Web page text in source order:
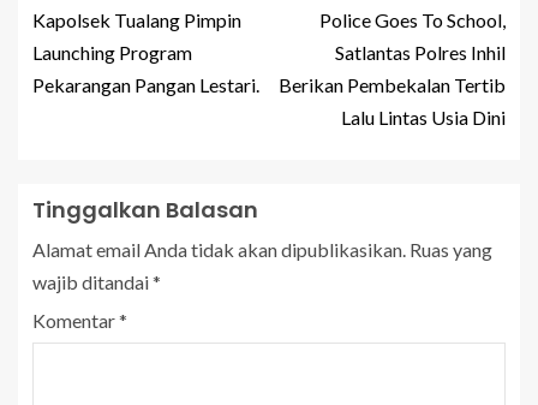
Kapolsek Tualang Pimpin
Launching Program
Pekarangan Pangan Lestari.
Police Goes To School,
Satlantas Polres Inhil
Berikan Pembekalan Tertib
Lalu Lintas Usia Dini
Tinggalkan Balasan
Alamat email Anda tidak akan dipublikasikan. Ruas yang
wajib ditandai*
Komentar*